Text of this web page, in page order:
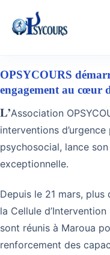
OPSYCOURS
engagement au cœur
L’Association
interventions
psychosocial, lance
exceptionnelle.
Depuis le 21 mars,
la Cellule
sont réunis à Maroua
renforcement des